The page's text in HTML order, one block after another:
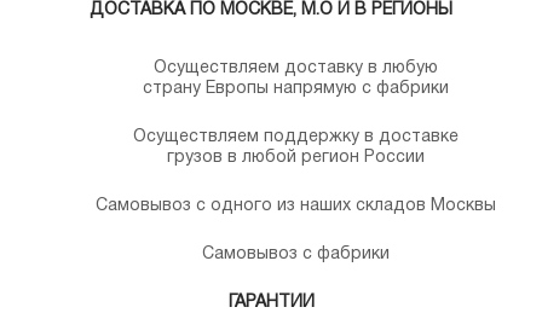
ДОСТАВКА ПО МОСКВЕ, М.О И В РЕГИОНЫ
Осуществляем доставку в любую
страну Европы напрямую с фабрики
Осуществляем поддержку в доставке
грузов в любой регион России
Самовывоз с одного из наших складов Москвы
Самовывоз с фабрики
ГАРАНТИИ